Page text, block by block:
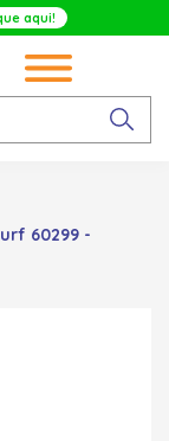
aqui!
60299 -